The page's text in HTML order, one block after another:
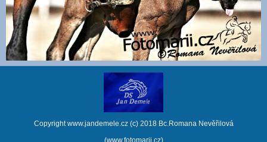
Copyright www.jandemele.cz (c) 2018 Bc.Romana Nevěřilová
(www.fotomarii.cz)